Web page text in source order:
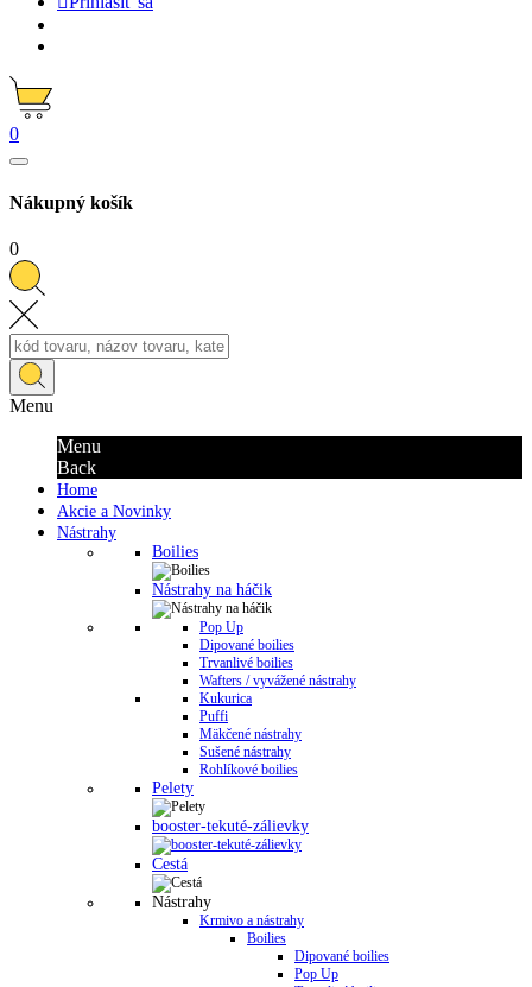
0
Nákupný košík
0
Menu
Menu
Back
Home
Akcie a Novinky
Nástrahy
Boilies
Nástrahy na háčik
Pop Up
Dipované boilies
Trvanlivé boilies
Wafters / vyvážené nástrahy
Kukurica
Puffi
Mäkčené nástrahy
Sušené nástrahy
Rohlíkové boilies
Pelety
booster-tekuté-zálievky
Cestá
Nástrahy
Krmivo a nástrahy
Boilies
Dipované boilies
Pop Up